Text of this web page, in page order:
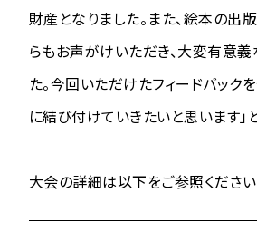
財産となりました。また、絵本の出
らもお声がけいただき、大変有意
た。今回いただけたフィードバック
に結び付けていきたいと思います」
大会の詳細は以下をご参照ください